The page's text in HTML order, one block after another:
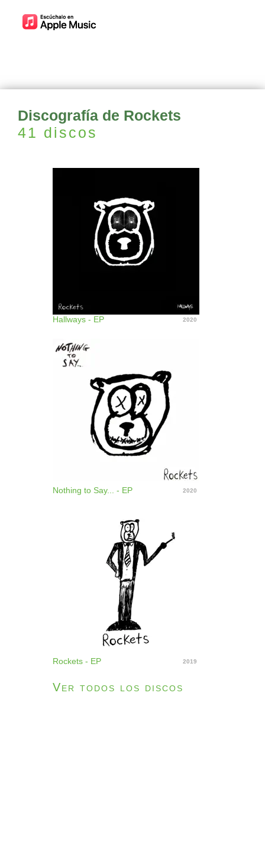
Discografía de Rockets
41 discos
Hallways - EP 2020
Nothing to Say... - EP 2020
Rockets - EP 2019
Ver todos los discos